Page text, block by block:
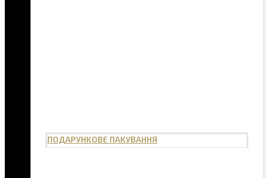
ПОДАРУНКОВЕ ПАКУВАННЯ